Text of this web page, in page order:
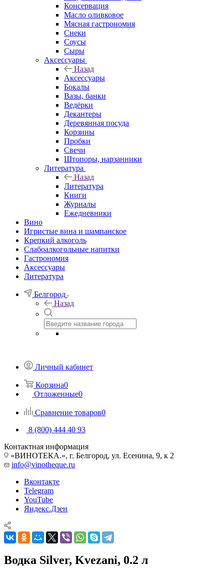
Консервация
Масло оливковое
Мясная гастрономия
Снеки
Соусы
Сыры
Аксессуары
Назад
Аксессуары
Бокалы
Вазы, банки
Ведёрки
Декантеры
Деревянная посуда
Корзины
Пробки
Свечи
Штопоры, нарзанники
Литература
Назад
Литература
Книги
Журналы
Ежедневники
Вино
Игристые вина и шампанское
Крепкий алкоголь
Слабоалкогольные напитки
Гастрономия
Аксессуары
Литература
Белгород
Назад
Личный кабинет
Корзина0
Отложенные0
Сравнение товаров0
8 (800) 444 40 93
Контактная информация
«ВИНОТЕКА.», г. Белгород, ул. Есенина, 9, к 2
info@vinotheque.ru
Вконтакте
Telegram
YouTube
Яндекс.Дзен
Водка Silver, Kvezani, 0.2 л